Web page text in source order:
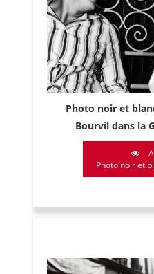
Photo noir et
Bourvil dans la
Photo noir et